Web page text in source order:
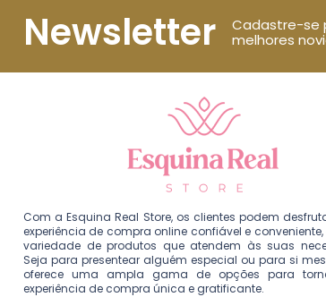
Newsletter
Cadastre-se
melhores
Com a Esquina Real Store, os clientes podem
experiência de compra online confiável e
variedade de produtos que atendem às suas
Seja para presentear alguém especial ou para si
oferece uma ampla gama de opções para
experiência de compra única e gratificante.